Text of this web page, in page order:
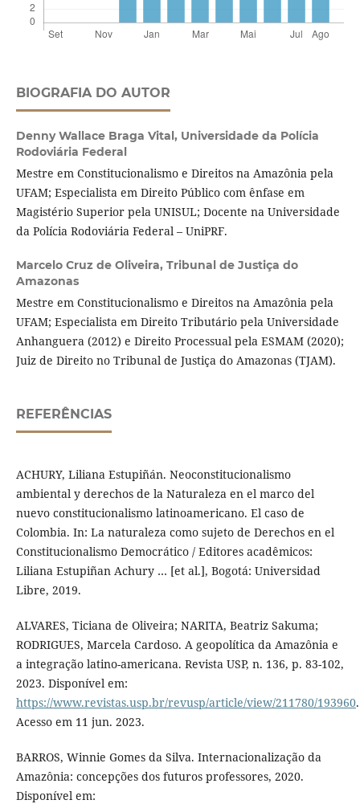
BIOGRAFIA DO AUTOR
Denny Wallace Braga Vital, Universidade da Polícia
Rodoviária Federal
Mestre em Constitucionalismo e Direitos na Amazônia pela
UFAM; Especialista em Direito Público com ênfase em
Magistério Superior pela UNISUL; Docente na Universidade
da Polícia Rodoviária Federal – UniPRF.
Marcelo Cruz de Oliveira, Tribunal de Justiça do
Amazonas
Mestre em Constitucionalismo e Direitos na Amazônia pela
UFAM; Especialista em Direito Tributário pela Universidade
Anhanguera (2012) e Direito Processual pela ESMAM (2020);
Juiz de Direito no Tribunal de Justiça do Amazonas (TJAM).
REFERÊNCIAS
ACHURY, Liliana Estupiñán. Neoconstitucionalismo
ambiental y derechos de la Naturaleza en el marco del
nuevo constitucionalismo latinoamericano. El caso de
Colombia. In: La naturaleza como sujeto de Derechos en el
Constitucionalismo Democrático / Editores acadêmicos:
Liliana Estupiñan Achury … [et al.], Bogotá: Universidad
Libre, 2019.
ALVARES, Ticiana de Oliveira; NARITA, Beatriz Sakuma;
RODRIGUES, Marcela Cardoso. A geopolítica da Amazônia e
a integração latino-americana. Revista USP, n. 136, p. 83-102,
2023. Disponível em:
https://www.revistas.usp.br/revusp/article/view/211780/193960.
Acesso em 11 jun. 2023.
BARROS, Winnie Gomes da Silva. Internacionalização da
Amazônia: concepções dos futuros professores, 2020.
Disponível em: